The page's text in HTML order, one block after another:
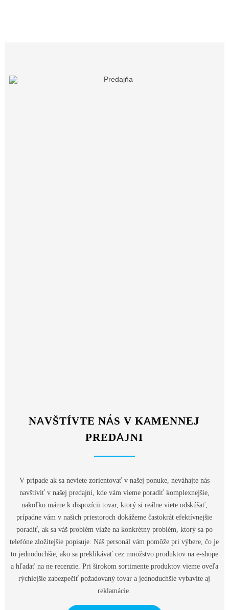
NAVŠTÍVTE NÁS V KAMENNEJ
PREDAJNI
V prípade ak sa neviete zorientovať v našej ponuke, neváhajte nás
navštíviť v našej predajni, kde vám vieme poradiť komplexnejšie,
nakoľko máme k dispozícii tovar, ktorý si reálne viete odskúšať,
prípadne vám v našich priestoroch dokážeme častokrát efektívnejšie
poradiť, ak sa váš problém viaže na konkrétny problém, ktorý sa po
telefóne zložitejšie popisuje. Náš personál vám pomôže pri výbere, čo je
to jednoduchšie, ako sa preklikávať cez množstvo produktov na e-shope
a hľadať na ne recenzie. Pri širokom sortimente produktov vieme oveľa
rýchlejšie zabezpečiť požadovaný tovar a jednoduchšie vybavíte aj
reklamácie.